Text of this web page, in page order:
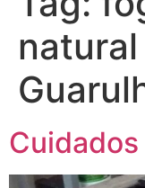
natural
Cuidados